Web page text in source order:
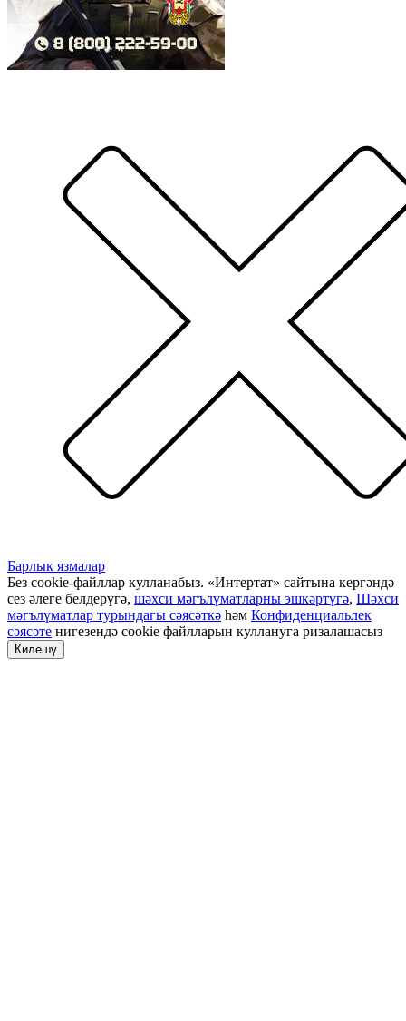
Барлык язмалар
Без cookie-файллар кулланабыз. «Интертат» сайтына кергәндә
сез әлеге белдерүгә, шәхси мәгълүматларны эшкәртүгә, Шәхси
мәгълүматлар турындагы сәясәткә һәм Конфиденциальлек
сәясәте нигезендә cookie файлларын куллануга ризалашасыз
Килешү